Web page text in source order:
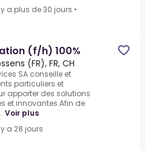
a plus de 30 jours •
(f/h) 100%
(FR), FR, CH
SA conseille et
particuliers et
apporter des solutions
et innovantes.Afin de
Voir plus
a 28 jours